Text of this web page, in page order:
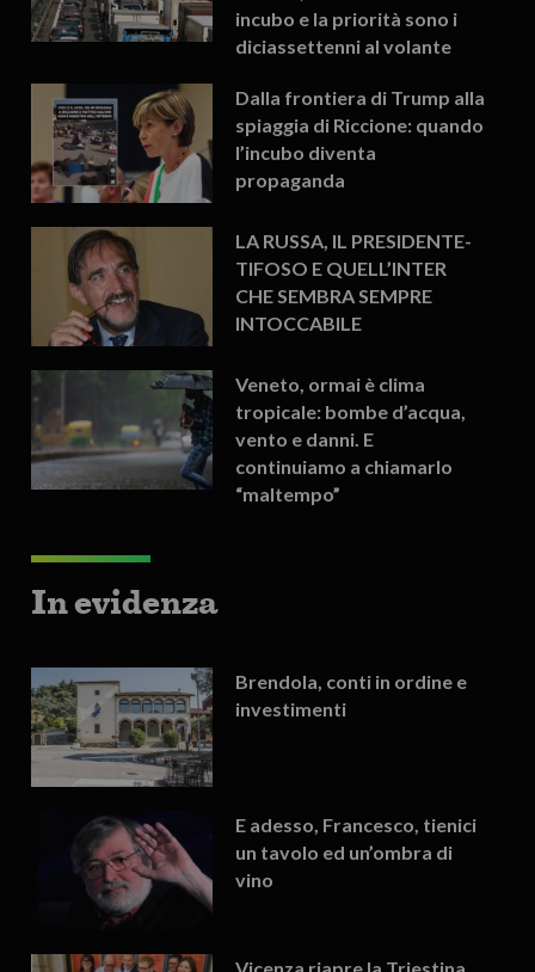
incubo e la priorità sono i
diciassettenni al volante
Dalla frontiera di Trump alla
spiaggia di Riccione: quando
l’incubo diventa
propaganda
LA RUSSA, IL PRESIDENTE-
TIFOSO E QUELL’INTER
CHE SEMBRA SEMPRE
INTOCCABILE
Veneto, ormai è clima
tropicale: bombe d’acqua,
vento e danni. E
continuiamo a chiamarlo
“maltempo”
In evidenza
Brendola, conti in ordine e
investimenti
E adesso, Francesco, tienici
un tavolo ed un’ombra di
vino
Vicenza riapre la Triestina